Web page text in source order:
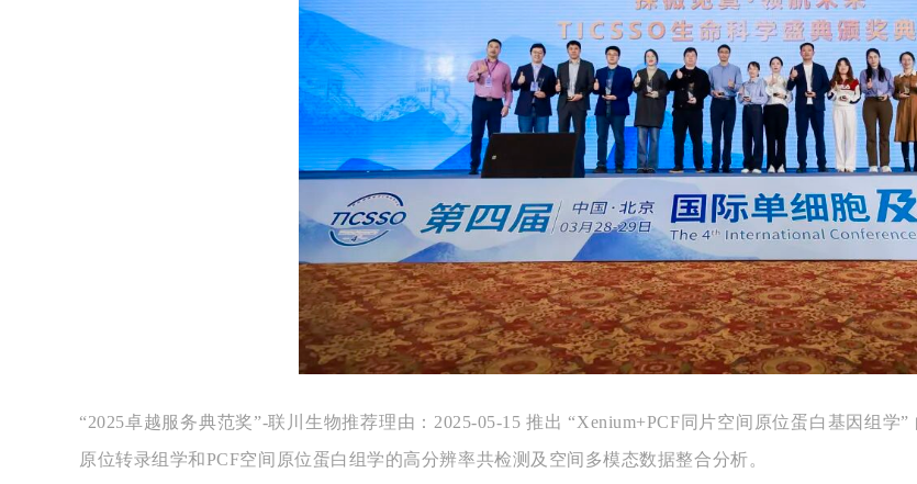
“2025卓越服务典范奖”-联川生物推荐理由：2025-05-15 推出 “Xenium+PCF同片空间原位蛋白基因组
原位转录组学和PCF空间原位蛋白组学的高分辨率共检测及空间多模态数据整合分析。